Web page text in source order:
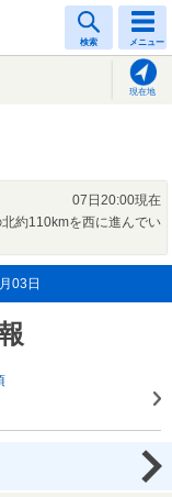
検索 メニュー
現在地
07日20:00現在
約110kmを西に進んでい
03日